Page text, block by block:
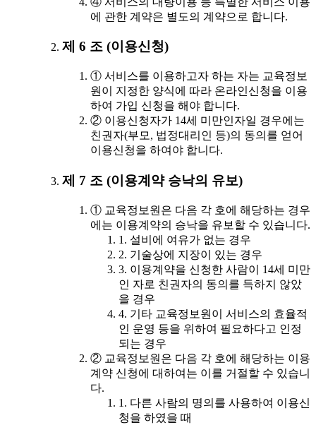
에 관한 계약은 별도의 계약으로 합니다.
제 6 조 (이용신청)
① 서비스를 이용하고자 하는 자는 교육정보
원이 지정한 양식에 따라 온라인신청을 이용
하여 가입 신청을 해야 합니다.
② 이용신청자가 14세 미만인자일 경우에는
친권자(부모, 법정대리인 등)의 동의를 얻어
이용신청을 하여야 합니다.
제 7 조 (이용계약 승낙의 유보)
① 교육정보원은 다음 각 호에 해당하는 경우
에는 이용계약의 승낙을 유보할 수 있습니다.
1. 설비에 여유가 없는 경우
2. 기술상에 지장이 있는 경우
3. 이용계약을 신청한 사람이 14세 미만
인 자로 친권자의 동의를 득하지 않았
을 경우
4. 기타 교육정보원이 서비스의 효율적
인 운영 등을 위하여 필요하다고 인정
되는 경우
② 교육정보원은 다음 각 호에 해당하는 이용
계약 신청에 대하여는 이를 거절할 수 있습니
다.
1. 다른 사람의 명의를 사용하여 이용신
청을 하였을 때